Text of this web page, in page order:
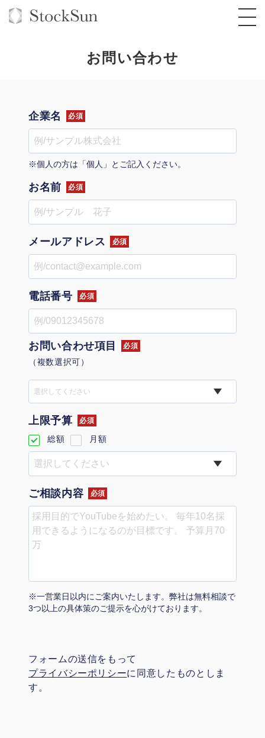
TOP
コンサルタント一覧
品質ガイドライン
社内コンペ
クレーム窓口
BPO支援
定額制Webマーケティング代行『マキトルく
定額制営業代行『カリトルくん』
営業改善特化の動画制作『動画でカリトルく
ん』
定額LINE運用代行『LINEマキトルくん』
オリジナルサービス
格安でAI導入支援『あいのりAI』
拡散付1日密着動画制作『まるごと社長』
1本無料で記事を制作『SEOトライアル』
定額制LP制作・改善『最強LP』
採用YouTubeチャンネル構築『トリトル』
実績
お役立ち資料
料金表
オンラインサロン
StockSun道場
道場TOP
動画編集
エンジニア
広告運用
YouTubeディレクター
年収エージェント
会社概要・役員紹介
ミッション・ビジョン・バリュー
代表メッセージ（岩野圭佑）
認定パートナー
動画ディレクター
営業
正社員
マーケマネージャー
内部監査室長
お問い合わせ
企業名 必須
※個人の方は「個人」とご記入ください。
お名前 必須
メールアドレス 必須
電話番号 必須
お問い合わせ項目 必須
（複数選択可）
選択してください
上限予算 必須
総額 月額
ご相談内容 必須
※一営業日以内にご案内いたします。弊社は無料相談で
3つ以上の具体策のご提示を心がけております。
フォームの送信をもって
プライバシーポリシーに同意したものとしま
す。